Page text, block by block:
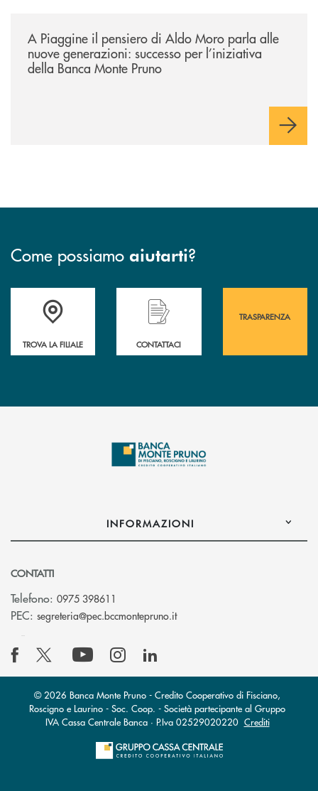
A Piaggine il pensiero di Aldo Moro parla alle
nuove generazioni: successo per l’iniziativa
della Banca Monte Pruno
Come possiamo aiutarti?
Accedi all' elenco completo&nbsp; delle&nbsp; filiali&nbsp; di Banca
TROVA LA FILIALE
Hai bisogno di assistenza immediata?
CONTATTACI
TRASPARENZA
INFORMAZIONI
CONTATTI
Telefono: 0975 398611
PEC: segreteria@pec.bccmontepruno.it(si apre l’app di posta
© 2026 Banca Monte Pruno - Credito Cooperativo di Fisciano,
Roscigno e Laurino - Soc. Coop. - Società partecipante al Gruppo
IVA Cassa Centrale Banca · P.Iva 02529020220 Crediti